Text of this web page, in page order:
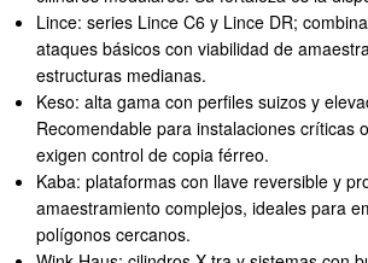
Lince: series Lince C6 y Lince DR;
ataques básicos con viabilidad de
estructuras medianas.
Keso: alta gama con perfiles suizos y
Recomendable para instalaciones críticas
exigen control de copia férreo.
Kaba: plataformas con llave reversible y
amaestramiento complejos, ideales para
polígonos cercanos.